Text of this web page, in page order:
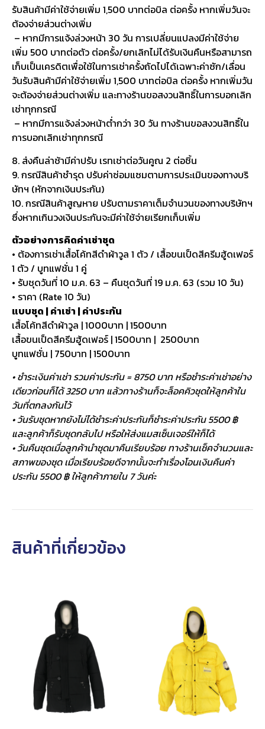
รับสินค้ามีค่าใช้จ่ายเพิ่ม 1,500 บาทต่อบิล ต่อครั้ง หากเพิ่มวันจะ
ต้องจ่ายส่วนต่างเพิ่ม
– หากมีการแจ้งล่วงหน้า 30 วัน การเปลี่ยนแปลงมีค่าใช้จ่าย
เพิ่ม 500 บาทต่อตัว ต่อครั้ง/ยกเลิกไม่ได้รับเงินคืนหรือสามารถ
เก็บเป็นเครดิตเพื่อใช้ในการเช่าครั้งถัดไปได้เฉพาะค่าซัก/เลื่อน
วันรับสินค้ามีค่าใช้จ่ายเพิ่ม 1,500 บาทต่อบิล ต่อครั้ง หากเพิ่มวัน
จะต้องจ่ายส่วนต่างเพิ่ม และทางร้านขอสงวนสิทธิ์ในการบอกเลิก
เช่าทุกกรณี
– หากมีการแจ้งล่วงหน้าต่ำกว่า 30 วัน ทางร้านขอสงวนสิทธิ์ใน
การบอกเลิกเช่าทุกกรณี
8. ส่งคืนล่าช้ามีค่าปรับ เรทเช่าต่อวันคูณ 2 ต่อชิ้น
9. กรณีสินค้าชำรุด ปรับค่าซ่อมแซมตามการประเมินของทางบริ
ษัทฯ (หักจากเงินประกัน)
10. กรณีสินค้าสูญหาย ปรับตามราคาเต็มจำนวนของทางบริษัทฯ
ซึ่งหากเกินวงเงินประกันจะมีค่าใช้จ่ายเรียกเก็บเพิ่ม
ตัวอย่างการคิดค่าเช่าชุด
• ต้องการเช่าเสื้อโค้ทสีดำผ้าวูล 1 ตัว / เสื้อขนเป็ดสีครีมฮู้ดเฟอร์
1 ตัว / บูทแฟชั่น 1 คู่
• รับชุดวันที่ 10 ม.ค. 63 – คืนชุดวันที่ 19 ม.ค. 63 (รวม 10 วัน)
• ราคา (Rate 10 วัน)
แบบชุด | ค่าเช่า | ค่าประกัน
เสื้อโค้ทสีดำผ้าวูล | 1000บาท | 1500บาท
เสื้อขนเป็ดสีครีมฮู้ดเฟอร์ | 1500บาท | 2500บาท
บูทแฟชั่น | 750บาท | 1500บาท
• ชำระเงินค่าเช่า รวมค่าประกัน = 8750 บาท หรือชำระค่าเช่าอย่าง
เดียวก่อนก็ได้ 3250 บาท แล้วทางร้านก็จะล็อคคิวชุดให้ลูกค้าใน
วันที่ตกลงกันไว้
• วันรับชุดหากยังไม่ได้ชำระค่าประกันก็ชำระค่าประกัน 5500 ฿
และลูกค้าก็รับชุดกลับไป หรือให้ส่งแมสเซ็นเจอร์ให้ก็ได้
• วันคืนชุดเมื่อลูกค้านำชุดมาคืนเรียบร้อย ทางร้านเช็คจำนวนและ
สภาพของชุด เมื่อเรียบร้อยดีจากนั้นจะทำเรื่องโอนเงินคืนค่า
ประกัน 5500 ฿ ให้ลูกค้าภายใน 7 วันค่ะ
สินค้าที่เกี่ยวข้อง